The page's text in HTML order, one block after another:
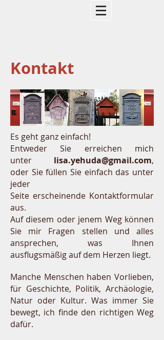
Kontakt
Es geht ganz einfach!
Entweder Sie erreichen mich
unter lisa.yehuda@gmail.com,
oder Sie füllen Sie einfach das unter
jeder
Seite erscheinende Kontaktformular
aus.
Auf diesem oder jenem Weg können
Sie mir Fragen stellen und alles
ansprechen, was Ihnen
ausflugsmäßig auf dem Herzen liegt.
Manche Menschen haben Vorlieben,
für Geschichte, Politik, Archäologie,
Natur oder Kultur. Was immer Sie
bewegt, ich finde den richtigen Weg
dafür.